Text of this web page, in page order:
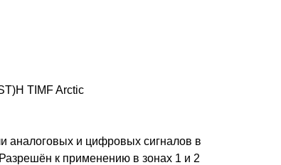
TIMF Arctic
аналоговых и цифровых сигналов в
к применению в зонах 1 и 2